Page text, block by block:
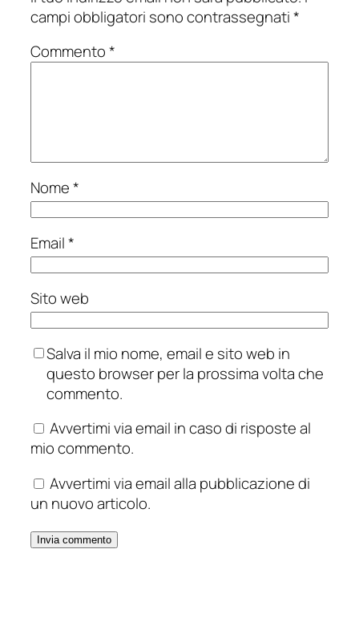
campi obbligatori sono contrassegnati*
Commento*
Nome*
Email*
Sito web
Salva il mio nome, email e sito web in
questo browser per la prossima volta che
commento.
Avvertimi via email in caso di risposte al
mio commento.
Avvertimi via email alla pubblicazione di
un nuovo articolo.